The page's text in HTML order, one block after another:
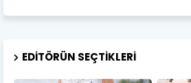
EDITÖRÜN SEÇTIKLERI